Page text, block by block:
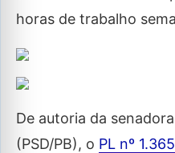
horas de trabalho
De autoria da
(PSD/PB), o PL nº